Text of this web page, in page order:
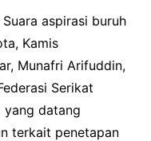
Suara aspirasi buruh
Kamis
Munafri Arifuddin,
Serikat
yang datang
terkait penetapan